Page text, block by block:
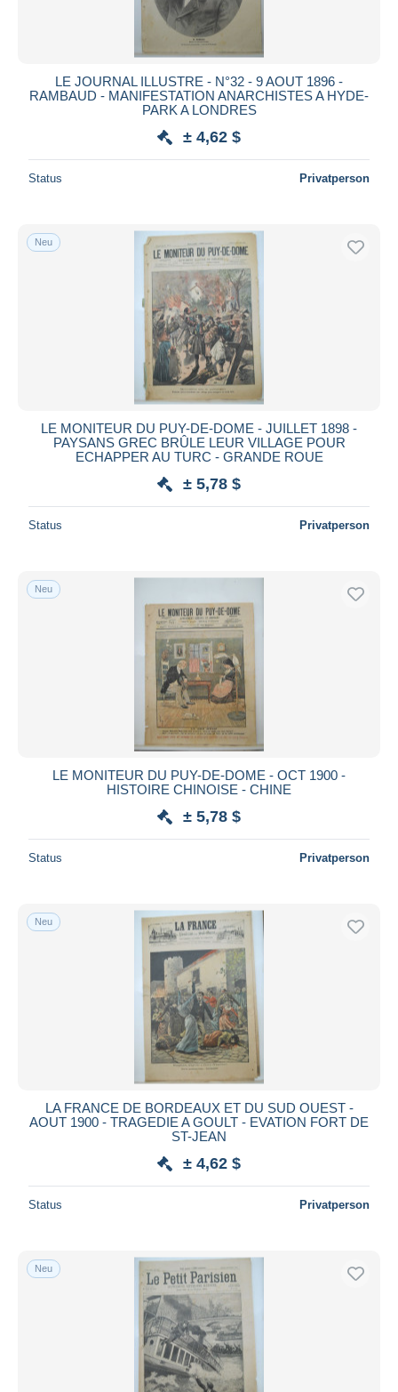
LE JOURNAL ILLUSTRE - N°32 - 9 AOUT 1896 -
RAMBAUD - MANIFESTATION ANARCHISTES A HYDE-
PARK A LONDRES
± 4,62 $
Status Privatperson
Neu
LE MONITEUR DU PUY-DE-DOME - JUILLET 1898 -
PAYSANS GREC BRÛLE LEUR VILLAGE POUR
ECHAPPER AU TURC - GRANDE ROUE
± 5,78 $
Status Privatperson
Neu
LE MONITEUR DU PUY-DE-DOME - OCT 1900 -
HISTOIRE CHINOISE - CHINE
± 5,78 $
Status Privatperson
Neu
LA FRANCE DE BORDEAUX ET DU SUD OUEST -
AOUT 1900 - TRAGEDIE A GOULT - EVATION FORT DE
ST-JEAN
± 4,62 $
Status Privatperson
Neu